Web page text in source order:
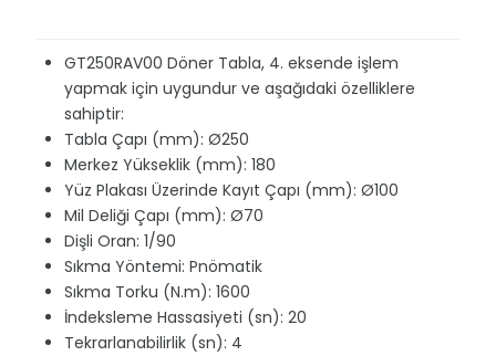
GT250RAV00 Döner Tabla, 4. eksende işlem
yapmak için uygundur ve aşağıdaki özelliklere
sahiptir:
Tabla Çapı (mm): Ø250
Merkez Yükseklik (mm): 180
Yüz Plakası Üzerinde Kayıt Çapı (mm): Ø100
Mil Deliği Çapı (mm): Ø70
Dişli Oran: 1/90
Sıkma Yöntemi: Pnömatik
Sıkma Torku (N.m): 1600
İndeksleme Hassasiyeti (sn): 20
Tekrarlanabilirlik (sn): 4